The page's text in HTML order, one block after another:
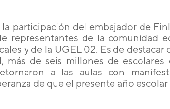
participación del embajador de
representantes de la comunidad
y de la UGEL 02. Es de destacar
más de seis millones de
a las aulas con
de que el presente año